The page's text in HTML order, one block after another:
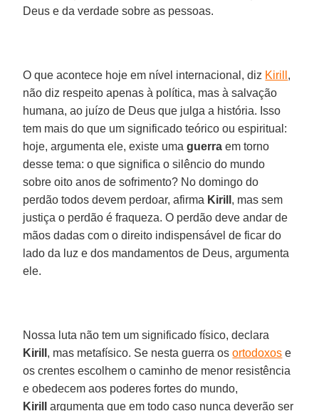
Deus e da verdade sobre as pessoas.
O que acontece hoje em nível internacional, diz Kirill ,
não diz respeito apenas à política, mas à salvação
humana, ao juízo de Deus que julga a história. Isso
tem mais do que um significado teórico ou espiritual:
hoje, argumenta ele, existe umaguerra em torno
desse tema: o que significa o silêncio do mundo
sobre oito anos de sofrimento? No domingo do
perdão todos devem perdoar, afirma Kirill , mas sem
justiça o perdão é fraqueza. O perdão deve andar de
mãos dadas com o direito indispensável de ficar do
lado da luz e dos mandamentos de Deus, argumenta
ele.
Nossa luta não tem um significado físico, declara
Kirill , mas metafísico. Se nesta guerra osortodoxos e
os crentes escolhem o caminho de menor resistência
e obedecem aos poderes fortes do mundo,
Kirill
argumenta que em todo caso nunca deverão ser